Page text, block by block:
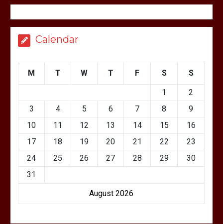
Calendar
August 2026
M T W T F S S
1
2
3
4 5 6 7 8
9
10
11 12 13 14 15
16
17
18 19 20 21 22
23
24
25 26 27 28 29
30
31